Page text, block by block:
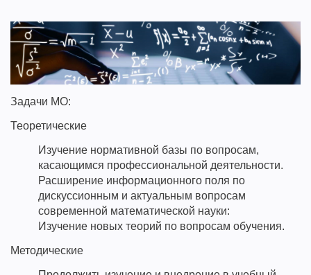
Задачи МО:
Теоретические
Изучение нормативной базы по вопросам,
касающимся профессиональной деятельности.
Расширение информационного поля по
дискуссионным и актуальным вопросам
современной математической науки:
Изучение новых теорий по вопросам обучения.
Методические